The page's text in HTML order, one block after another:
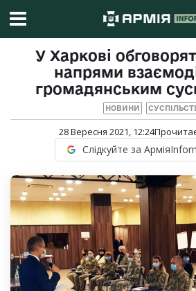
У Харкові
напрями
громадянським
НОВИНИ
28 Вересня 2021, 12:24
Слідкуйте за